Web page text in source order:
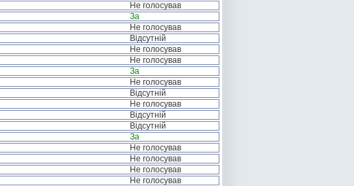
Не голосував
За
Не голосував
Відсутній
Не голосував
Не голосував
За
Не голосував
Відсутній
Не голосував
Відсутній
Відсутній
За
Не голосував
Не голосував
Не голосував
Не голосував